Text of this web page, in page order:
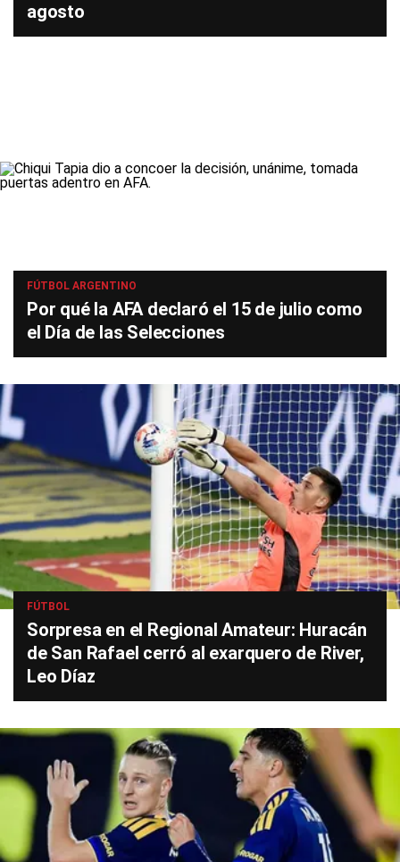
agosto
FÚTBOL ARGENTINO
Por qué la AFA declaró el 15 de julio como
el Día de las Selecciones
FÚTBOL
Sorpresa en el Regional Amateur: Huracán
de San Rafael cerró al exarquero de River,
Leo Díaz